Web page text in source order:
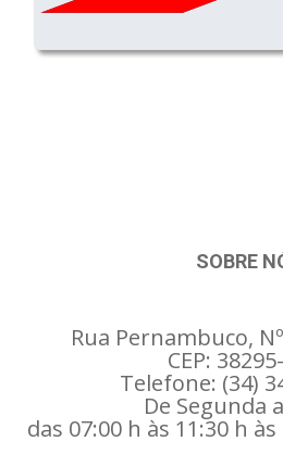
SOBRE
Rua Pernambuco,
CEP:
Telefone: (34)
De Segunda
das 07:00 h às 11:30 h